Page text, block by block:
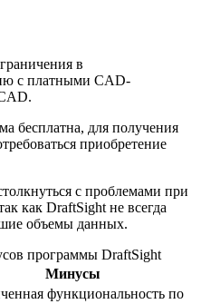
в
с платными CAD-
бесплатна, для получения
приобретение
с проблемами при
как DraftSight не всегда
объемы данных.
программы DraftSight
Минусы
функциональность по